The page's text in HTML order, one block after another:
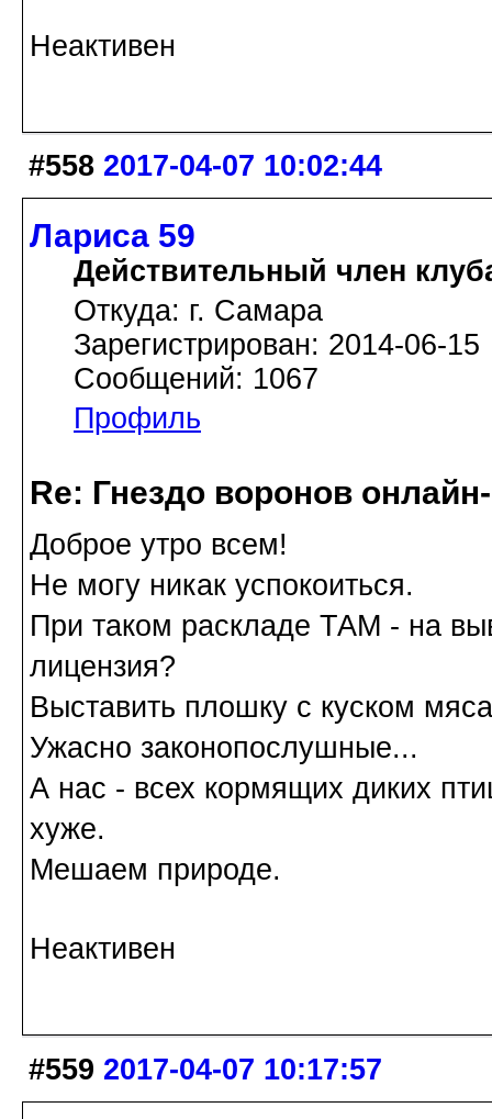
Неактивен
#558 2017-04-07 10:02:44
Лариса 59
Действительный член
Откуда: г. Самара
Зарегистрирован: 2014-06-15
Сообщений: 1067
Профиль
Re: Гнездо воронов
Доброе утро всем!
Не могу никак успокоиться.
При таком раскладе ТАМ - на
лицензия?
Выставить плошку с куском
Ужасно законопослушные...
А нас - всех кормящих диких
хуже.
Мешаем природе.
Неактивен
#559 2017-04-07 10:17:57